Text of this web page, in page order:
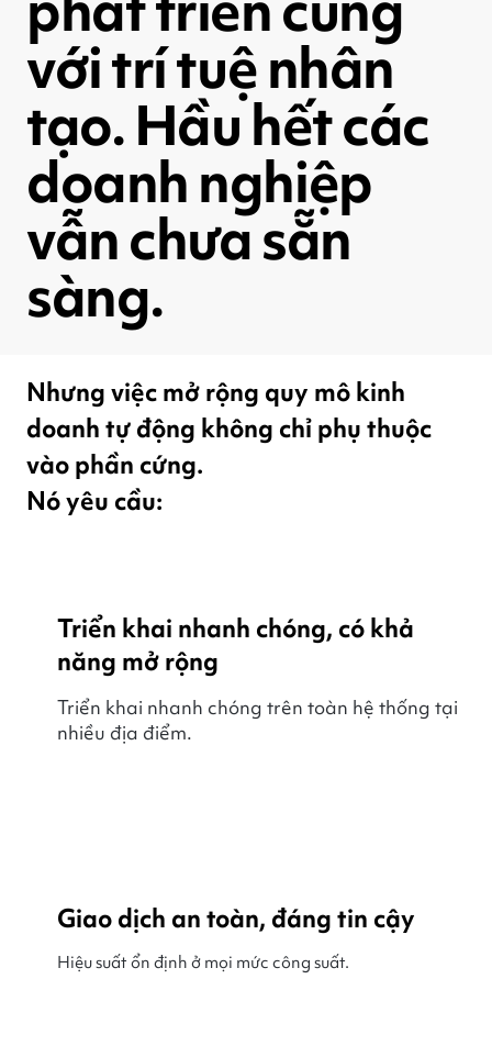
với trí tuệ nhân
tạo. Hầu hết các
doanh nghiệp
vẫn chưa sẵn
sàng.
Nhưng việc mở rộng quy mô kinh
doanh tự động không chỉ phụ thuộc
vào phần cứng.
Nó yêu cầu:
Triển khai nhanh chóng, có khả
năng mở rộng
Triển khai nhanh chóng trên toàn hệ thống tại
nhiều địa điểm.
Giao dịch an toàn, đáng tin cậy
Hiệu suất ổn định ở mọi mức công suất.